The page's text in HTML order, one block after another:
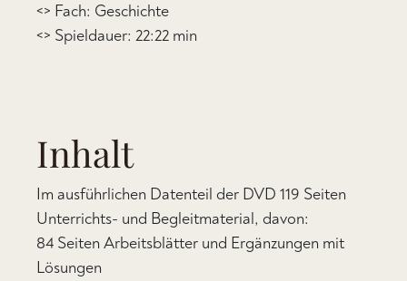
<> Fach: Geschichte
<> Spieldauer: 22:22 min
Inhalt
Im ausführlichen Datenteil der DVD 119 Seiten
Unterrichts- und Begleitmaterial, davon:
84 Seiten Arbeitsblätter und Ergänzungen mit
Lösungen